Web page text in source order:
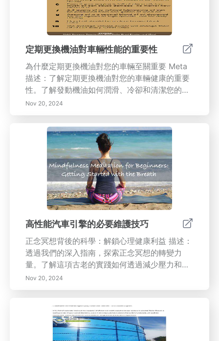
定期更換機油對車輛性能的重要性
為什麼定期更換機油對您的車輛至關重要 Meta
描述：了解定期更換機油對您的車輛健康的重要
性。了解發動機油如何潤滑、冷卻和清潔您的發
動機，同時防止損壞並提高燃油效率。透過我們
的全面指南，探索延長發動機壽命、提高二手車
價值的好處，以及了解換油間隔。 內容概述：定
期更換機油對維持您的車輛性能和壽命至關重
要。發動機油潤滑運動部件，減少摩擦，幫助冷
卻發動機，防止過熱。忽視換油可能會導致發動
機損壞、燃油效率下降和昂貴的維修。保持發動
機油清潔確保最佳性能，不僅保護您的汽車，還
可提高其轉售價值。了解多久更換一次油、更換
油的跡象，以及是自己動手還是聘請專業人士進
行此項工作。根據我們的基本維護提示，優先考
慮您車輛的健康。
Nov 20, 2024
高性能汽車引擎的必要維護技巧
正念冥想背後的科學：解鎖心理健康利益 描述：
透過我們的深入指南，探索正念冥想的轉變力
量。了解這項古老的實踐如何透過減少壓力和焦
慮、改善專注力和情緒調控來增進心理健康。學
習定期冥想的科學益處及其對身體和心理健康的
更豐富、更平衡的生活。
Nov 20, 2024